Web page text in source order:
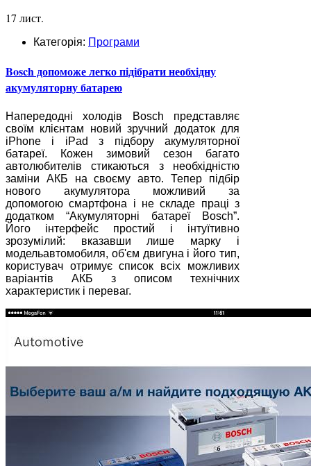
17 лист.
Категорія: Програми
Bosch допоможе легко підібрати необхідну
акумуляторну батарею
Напередодні холодів Bosch представляє
своїм клієнтам новий зручний додаток для
iPhone і iPad з підбору акумуляторної
батареї. Кожен зимовий сезон багато
автолюбителів стикаються з необхідністю
заміни АКБ на своєму авто. Тепер підбір
нового акумулятора можливий за
допомогою смартфона і не складе праці з
додатком “Акумуляторні батареї Bosch”.
Його інтерфейс простий і інтуїтивно
зрозумілий: вказавши лише марку і
модельавтомобиля, об'єм двигуна і його тип,
користувач отримує список всіх можливих
варіантів АКБ з описом технічних
характеристик і переваг.